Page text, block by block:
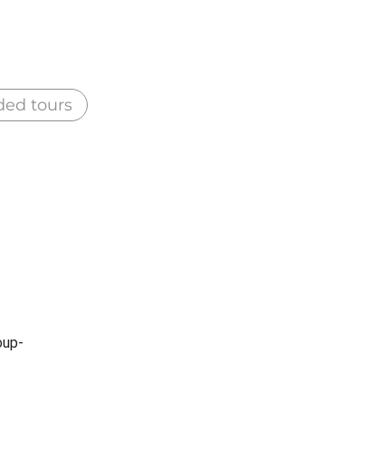
tours